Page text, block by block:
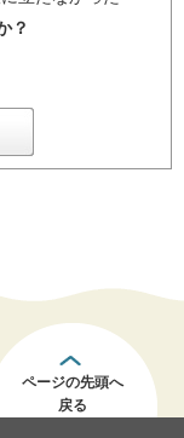
？
ページの先頭へ
戻る